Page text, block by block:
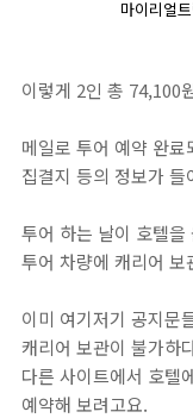
마이리얼
이렇게 2인 총 74,100
메일로 투어 예약 완
집결지 등의 정보가 들
투어 하는 날이 호텔을
투어 차량에 캐리어
이미 여기저기 공지문
캐리어 보관이 불가하
다른 사이트에서 호텔
예약해 보려고요.